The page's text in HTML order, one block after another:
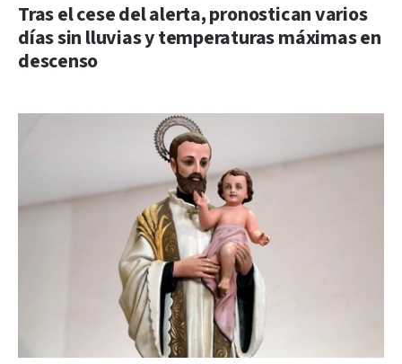
Tras el cese del alerta, pronostican varios
días sin lluvias y temperaturas máximas en
descenso